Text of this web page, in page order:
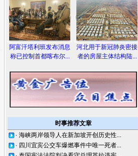
阿富汗塔利班发布消息
称已控制首都喀布尔...
河北用于新冠肺炎密接
者的房屋主体结构陆...
时事推荐文章
· 海峡两岸领导人在新加坡开创历史性...
· 四川宜宾公交车爆燃事件中唯一死者...